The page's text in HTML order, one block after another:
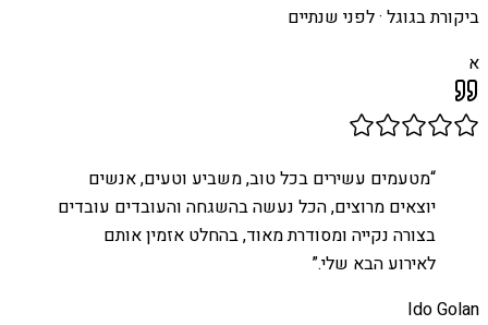
ביקורת בגוגל ·לפני שנתיים
א
“מטעמים עשירים בכל טוב, משביע וטעים, אנשים
יוצאים מרוצים, הכל נעשה בהשגחה והעובדים עובדים
בצורה נקייה ומסודרת מאוד, בהחלט אזמין אותם
לאירוע הבא שלי.”
Ido Golan